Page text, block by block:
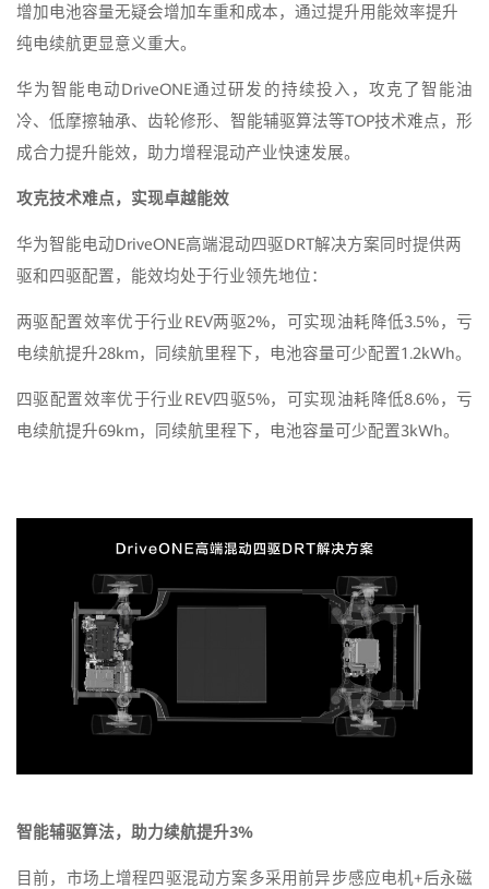
增加电池容量无疑会增加车重和成本，通过提升用能效率提升
纯电续航更显意义重大。
华为智能电动DriveONE通过研发的持续投入，攻克了智能油
冷、低摩擦轴承、齿轮修形、智能辅驱算法等TOP技术难点，形
成合力提升能效，助力增程混动产业快速发展。
攻克技术难点，实现卓越能效
华为智能电动DriveONE高端混动四驱DRT解决方案同时提供两
驱和四驱配置，能效均处于行业领先地位：
两驱配置效率优于行业REV两驱2%，可实现油耗降低3.5%，亏
电续航提升28km，同续航里程下，电池容量可少配置1.2kWh。
四驱配置效率优于行业REV四驱5%，可实现油耗降低8.6%，亏
电续航提升69km，同续航里程下，电池容量可少配置3kWh。
智能辅驱算法，助力续航提升3%
目前，市场上增程四驱混动方案多采用前异步感应电机+后永磁